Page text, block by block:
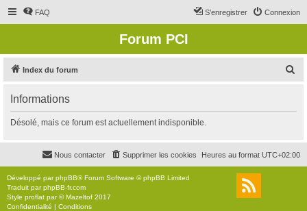
FAQ Connexion
S’enregistrer
Forum PCI
Index du forum
r
c
Informations
Désolé, mais ce forum est actuellement indisponible.
Heures au format UTC+02:00
Supprimer les cookies
Nous contacter
Développé parphpBB® Forum Software © phpBB Limited
Traduit parphpBB-fr.com
Style proflat par ©Mazeltof 2017
Confidentialité | Conditions